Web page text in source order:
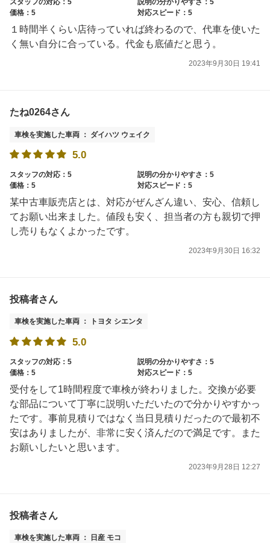
スタッフの対応：5
説明の分かりやすさ：5
価格：5
対応スピード：5
１時間半くらい店待っていれば終わるので、代車を使いた
く無い自分に合っている。代金も底値だと思う。
2023年9月30日 19:41
たね0264さん
車検を実施した車両 ： ダイハツ ウェイク
5.0
スタッフの対応：5
説明の分かりやすさ：5
価格：5
対応スピード：5
某中古車販売店とは、対応がぜんざん違い、安心、信頼し
てお願い出来ました。値段も安く、担当者の方も親切で押
し売りもなくよかったです。
2023年9月30日 16:32
投稿者さん
車検を実施した車両 ： トヨタ シエンタ
5.0
スタッフの対応：5
説明の分かりやすさ：5
価格：5
対応スピード：5
受付をして1時間程度で車検が終わりました。交換が必要
な部品について丁寧に説明いただいたので分かりやすかっ
たです。事前見積りではなく当日見積りだったので最初不
安はありましたが、非常に安く済んだので満足です。また
お願いしたいと思います。
2023年9月28日 12:27
投稿者さん
車検を実施した車両 ： 日産 モコ